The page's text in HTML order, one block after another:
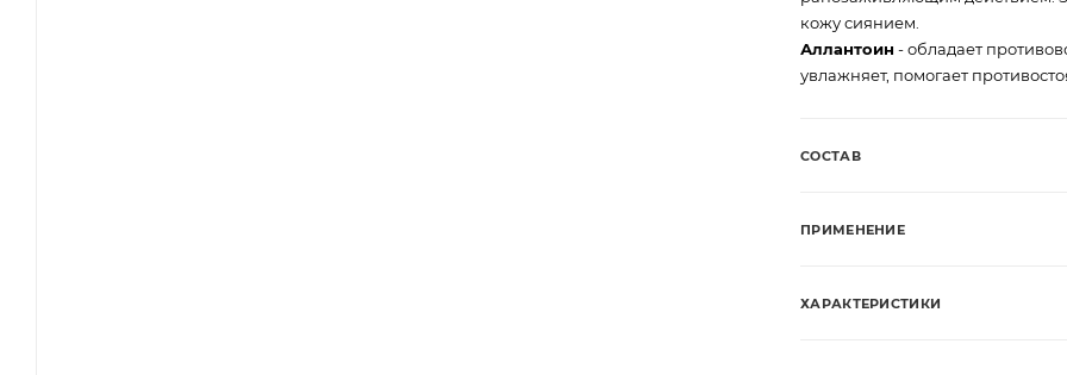
кожу сиянием.
Аллантоин - обладает
увлажняет, помогает
СОСТАВ
ПРИМЕНЕНИЕ
ХАРАКТЕРИСТИКИ